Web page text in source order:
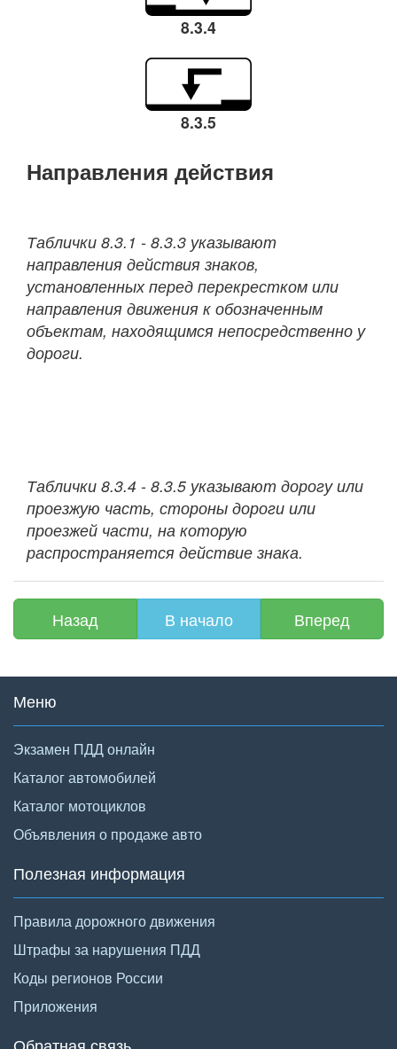
8.3.4
8.3.5
Направления действия
Таблички 8.3.1 - 8.3.3 указывают
направления действия знаков,
установленных перед перекрестком или
направления движения к обозначенным
объектам, находящимся непосредственно у
дороги.
Таблички 8.3.4 - 8.3.5 указывают дорогу или
проезжую часть, стороны дороги или
проезжей части, на которую
распространяется действие знака.
Назад В начало Вперед
Меню
Экзамен ПДД онлайн
Каталог автомобилей
Каталог мотоциклов
Объявления о продаже авто
Полезная информация
Правила дорожного движения
Штрафы за нарушения ПДД
Коды регионов России
Приложения